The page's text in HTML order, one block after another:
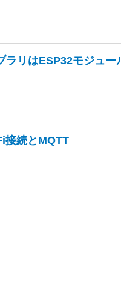
リはESP32モジュー
続とMQTT